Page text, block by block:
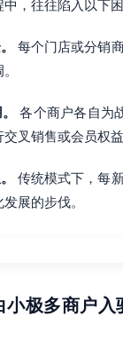
，往往陷入以下困
每个门店或分销
各个商户各自为
叉销售或会员权益
传统模式下，每
展的步伐。
极多商户入